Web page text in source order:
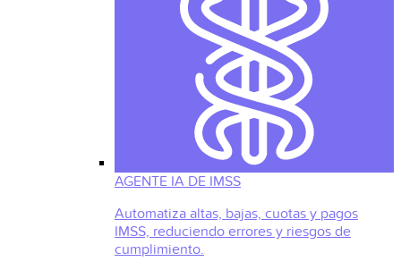
AGENTE IA DE IMSS
Automatiza altas, bajas, cuotas y pagos
IMSS, reduciendo errores y riesgos de
cumplimiento.